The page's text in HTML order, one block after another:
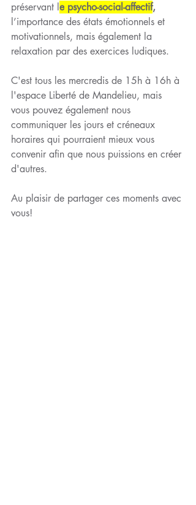
préservant l e psycho-social-affectif,
l’importance des états émotionnels et
motivationnels, mais également la
relaxation par des exercices ludiques.
C'est tous les mercredis de 15h à 16h à
l'espace Liberté de Mandelieu, mais
vous pouvez également nous
communiquer les jours et créneaux
horaires qui pourraient mieux vous
convenir afin que nous puissions en créer
d'autres.
Au plaisir de partager ces moments avec
vous!